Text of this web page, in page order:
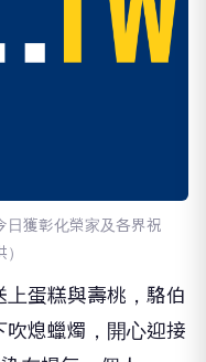
日獲彰化榮家及各界祝
蛋糕與壽桃，駱伯
熄蠟燭，開心迎接